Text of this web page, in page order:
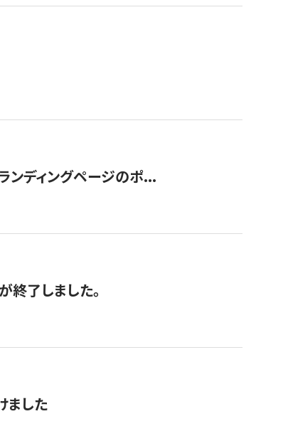
ンディングページのポ...
了しました。
ました